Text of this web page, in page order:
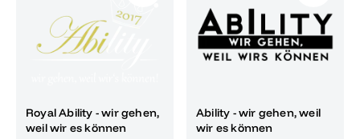
Royal Ability - wir gehen,
weil wir es können
Ability - wir gehen, weil
wir es können